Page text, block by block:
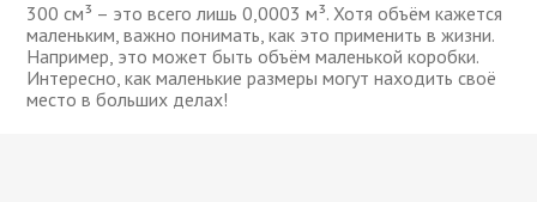
300 см³ – это всего лишь 0,0003 м³. Хотя объём кажется
маленьким, важно понимать, как это применить в жизни.
Например, это может быть объём маленькой коробки.
Интересно, как маленькие размеры могут находить своё
место в больших делах!